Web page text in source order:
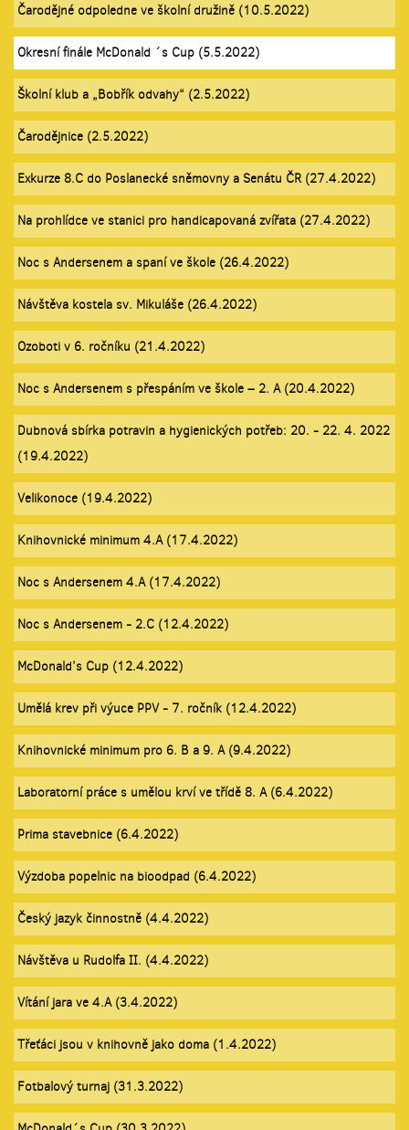
Čarodějné odpoledne ve školní družině (10.5.2022)
Okresní finále McDonald ´s Cup (5.5.2022)
Školní klub a „Bobřík odvahy“ (2.5.2022)
Čarodějnice (2.5.2022)
Exkurze 8.C do Poslanecké sněmovny a Senátu ČR (27.4.2022)
Na prohlídce ve stanici pro handicapovaná zvířata (27.4.2022)
Noc s Andersenem a spaní ve škole (26.4.2022)
Návštěva kostela sv. Mikuláše (26.4.2022)
Ozoboti v 6. ročníku (21.4.2022)
Noc s Andersenem s přespáním ve škole – 2. A (20.4.2022)
Dubnová sbírka potravin a hygienických potřeb: 20. - 22. 4. 2022
(19.4.2022)
Velikonoce (19.4.2022)
Knihovnické minimum 4.A (17.4.2022)
Noc s Andersenem 4.A (17.4.2022)
Noc s Andersenem - 2.C (12.4.2022)
McDonald’s Cup (12.4.2022)
Umělá krev při výuce PPV - 7. ročník (12.4.2022)
Knihovnické minimum pro 6. B a 9. A (9.4.2022)
Laboratorní práce s umělou krví ve třídě 8. A (6.4.2022)
Prima stavebnice (6.4.2022)
Výzdoba popelnic na bioodpad (6.4.2022)
Český jazyk činnostně (4.4.2022)
Návštěva u Rudolfa II. (4.4.2022)
Vítání jara ve 4.A (3.4.2022)
Třeťáci jsou v knihovně jako doma (1.4.2022)
Fotbalový turnaj (31.3.2022)